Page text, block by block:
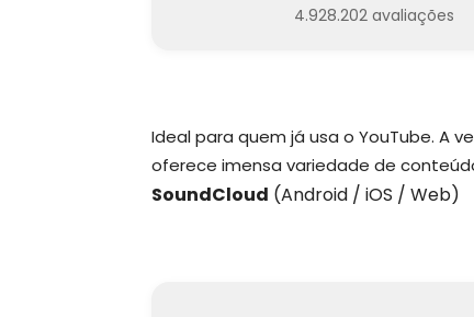
4.928.202 avaliações
Ideal para quem já usa o YouTube. A
oferece imensa variedade de
SoundCloud (Android / iOS / Web)